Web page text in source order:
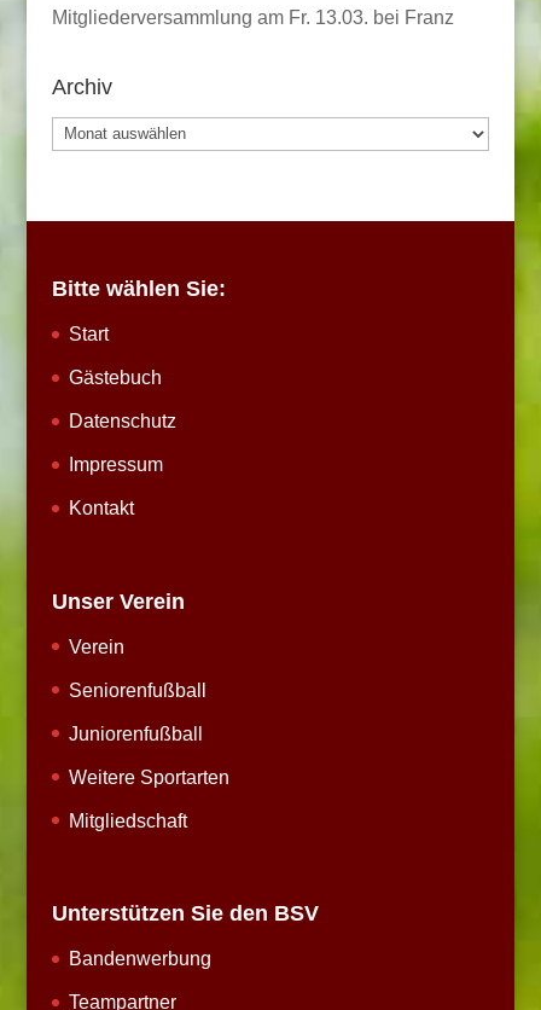
Mitgliederversammlung am Fr. 13.03. bei Franz
Archiv
Archiv
Bitte wählen Sie:
Start
Gästebuch
Datenschutz
Impressum
Kontakt
Unser Verein
Verein
Seniorenfußball
Juniorenfußball
Weitere Sportarten
Mitgliedschaft
Unterstützen Sie den BSV
Bandenwerbung
Teampartner